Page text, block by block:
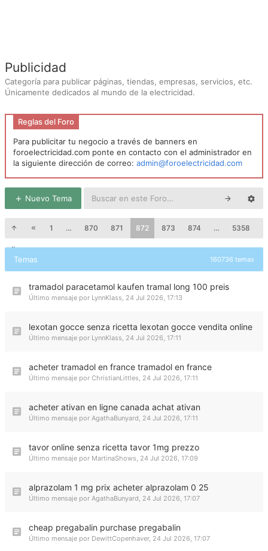
Publicidad
Categoría para publicar páginas, tiendas, empresas, servicios, etc.
Únicamente dedicados al mundo de la electricidad.
Reglas del Foro
Para publicitar tu negocio a través de banners en
foroelectricidad.com ponte en contacto con el administrador en
la siguiente dirección de correo: admin@foroelectricidad.com
Nuevo Tema
1 … 870 871 872 873 874 … 5358
Temas 160736 temas
tramadol paracetamol kaufen tramal long 100 preis
Último mensaje por LynnKlass, 24 Jul 2026, 17:13
lexotan gocce senza ricetta lexotan gocce vendita online
Último mensaje por LynnKlass, 24 Jul 2026, 17:11
acheter tramadol en france tramadol en france
Último mensaje por ChristianLittles, 24 Jul 2026, 17:11
acheter ativan en ligne canada achat ativan
Último mensaje por AgathaBunyard, 24 Jul 2026, 17:11
tavor online senza ricetta tavor 1mg prezzo
Último mensaje por MartinaShows, 24 Jul 2026, 17:09
alprazolam 1 mg prix acheter alprazolam 0 25
Último mensaje por AgathaBunyard, 24 Jul 2026, 17:07
cheap pregabalin purchase pregabalin
Último mensaje por DewittCopenhaver, 24 Jul 2026, 17:07